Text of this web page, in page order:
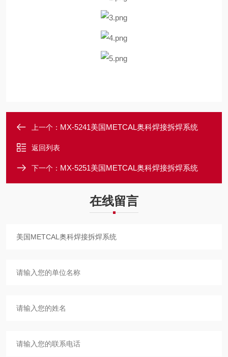
上一个： MX-5241美国METCAL奥科焊接拆焊系统
返回列表
下一个： MX-5251美国METCAL奥科焊接拆焊系统
在线留言